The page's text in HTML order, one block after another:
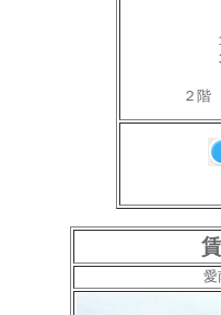
２階
愛